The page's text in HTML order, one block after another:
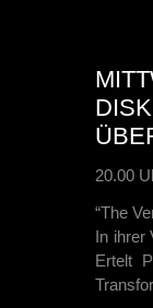
20.00
“The
In ihrer
Ertelt